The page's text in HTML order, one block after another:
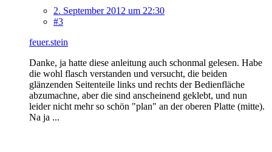
2. September 2012 um 22:30
#3
feuer.stein
Danke, ja hatte diese anleitung auch schonmal gelesen. Habe
die wohl flasch verstanden und versucht, die beiden
glänzenden Seitenteile links und rechts der Bedienfläche
abzumachne, aber die sind anscheinend geklebt, und nun
leider nicht mehr so schön "plan" an der oberen Platte (mitte).
Na ja ...